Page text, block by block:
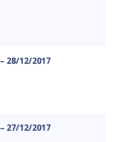
28/12/2017
27/12/2017